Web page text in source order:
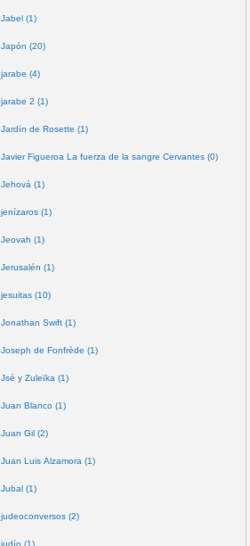
Jabel (1)
Japón (20)
jarabe (4)
jarabe 2 (1)
Jardín de Rosette (1)
Javier Figueroa La fuerza de la sangre Cervantes (0)
Jehová (1)
jenízaros (1)
Jeovah (1)
Jerusalén (1)
jesuitas (10)
Jonathan Swift (1)
Joseph de Fonfrède (1)
Jsé y Zuleïka (1)
Juan Blanco (1)
Juan Gil (2)
Juan Luis Alzamora (1)
Jubal (1)
judeoconversos (2)
judío (1)